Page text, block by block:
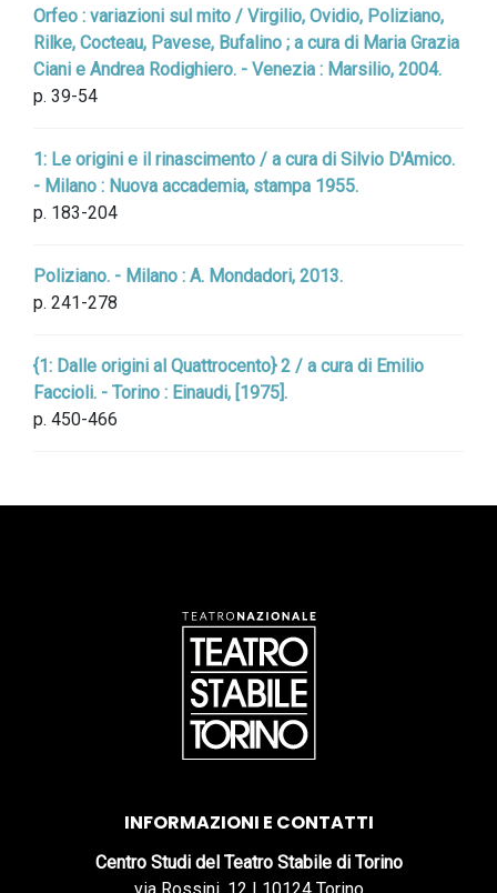
Orfeo : variazioni sul mito / Virgilio, Ovidio, Poliziano,
Rilke, Cocteau, Pavese, Bufalino ; a cura di Maria Grazia
Ciani e Andrea Rodighiero. - Venezia : Marsilio, 2004.
p. 39-54
1: Le origini e il rinascimento / a cura di Silvio D'Amico.
- Milano : Nuova accademia, stampa 1955.
p. 183-204
Poliziano. - Milano : A. Mondadori, 2013.
p. 241-278
{1: Dalle origini al Quattrocento} 2 / a cura di Emilio
Faccioli. - Torino : Einaudi, [1975].
p. 450-466
INFORMAZIONI E CONTATTI
Centro Studi del Teatro Stabile di Torino